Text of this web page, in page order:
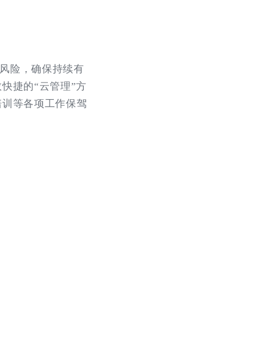
险，确保持续有
捷的“云管理”方
等各项工作保驾